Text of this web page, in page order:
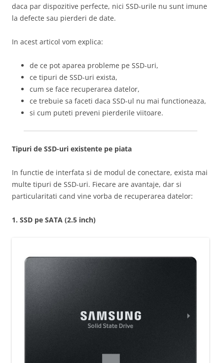
daca par dispozitive perfecte, nici SSD-urile nu sunt imune
la defecte sau pierderi de date.
In acest articol vom explica:
de ce pot aparea probleme pe SSD-uri,
ce tipuri de SSD-uri exista,
cum se face recuperarea datelor,
ce trebuie sa faceti daca SSD-ul nu mai functioneaza,
si cum puteti preveni pierderile viitoare.
Tipuri de SSD-uri existente pe piata
In functie de interfata si de modul de conectare, exista mai
multe tipuri de SSD-uri. Fiecare are avantaje, dar si
particularitati cand vine vorba de recuperarea datelor:
1. SSD pe SATA (2.5 inch)